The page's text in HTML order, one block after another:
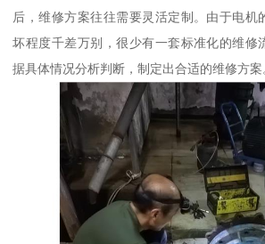
后，维修方案往往需要灵活定制。由于电机
坏程度千差万别，很少有一套标准化的维修
据具体情况分析判断，制定出合适的维修方案